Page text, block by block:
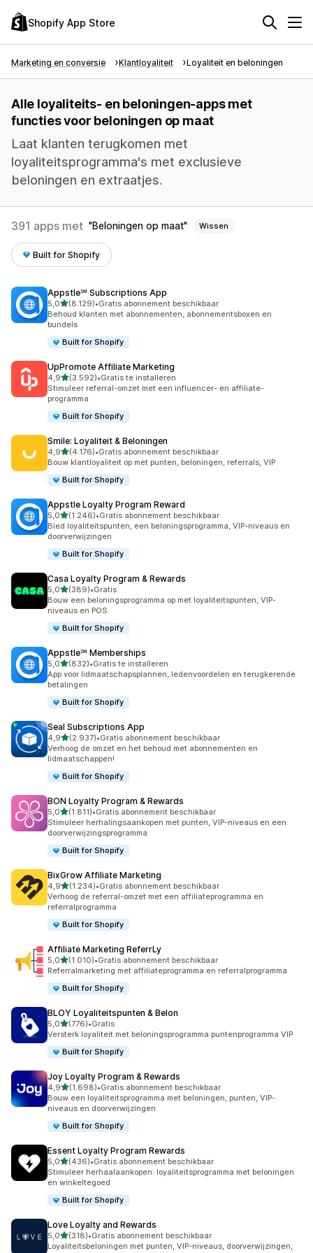
Shopify App Store
Marketing en conversie Klantloyaliteit Loyaliteit en beloningen
Alle loyaliteits- en beloningen-apps met
functies voor beloningen op maat
Laat klanten terugkomen met
loyaliteitsprogramma's met exclusieve
beloningen en extraatjes.
391 apps met Beloningen op maat Wissen
Built for Shopify
Appstle℠ Subscriptions App
5,0van 5 sterren
(8.129)
8129 recensies in totaal
•Gratis abonnement beschikbaar
Behoud klanten met abonnementen, abonnementsboxen en
bundels
Built for Shopify
UpPromote Affiliate Marketing
4,9van 5 sterren
(3.592)
3592 recensies in totaal
•Gratis te installeren
Stimuleer referral-omzet met een influencer- en affiliate-
programma
Built for Shopify
Smile: Loyaliteit & Beloningen
4,9van 5 sterren
(4.176)
4176 recensies in totaal
•Gratis abonnement beschikbaar
Bouw klantloyaliteit op met punten, beloningen, referrals, VIP
Built for Shopify
Appstle Loyalty Program Reward
5,0van 5 sterren
(1.246)
1246 recensies in totaal
•Gratis abonnement beschikbaar
Bied loyaliteitspunten, een beloningsprogramma, VIP-niveaus en
doorverwijzingen
Built for Shopify
Casa Loyalty Program & Rewards
5,0van 5 sterren
(389)
389 recensies in totaal
•Gratis
Bouw een beloningsprogramma op met loyaliteitspunten, VIP-
niveaus en POS.
Built for Shopify
Appstle℠ Memberships
5,0van 5 sterren
(832)
832 recensies in totaal
•Gratis te installeren
App voor lidmaatschapsplannen, ledenvoordelen en terugkerende
betalingen
Built for Shopify
Seal Subscriptions App
4,9van 5 sterren
(2.937)
2937 recensies in totaal
•Gratis abonnement beschikbaar
Verhoog de omzet en het behoud met abonnementen en
lidmaatschappen!
Built for Shopify
BON Loyalty Program & Rewards
5,0van 5 sterren
(1.811)
1811 recensies in totaal
•Gratis abonnement beschikbaar
Stimuleer herhalingsaankopen met punten, VIP-niveaus en een
doorverwijzingsprogramma
Built for Shopify
BixGrow Affiliate Marketing
4,9van 5 sterren
(1.234)
1234 recensies in totaal
•Gratis abonnement beschikbaar
Verhoog de referral-omzet met een affiliateprogramma en
referralprogramma
Built for Shopify
Affiliate Marketing ReferrLy
5,0van 5 sterren
(1.010)
1010 recensies in totaal
•Gratis abonnement beschikbaar
Referralmarketing met affiliateprogramma en referralprogramma
Built for Shopify
BLOY Loyaliteitspunten & Belon
5,0van 5 sterren
(776)
776 recensies in totaal
•Gratis
Versterk loyaliteit met beloningsprogramma puntenprogramma VIP
Built for Shopify
Joy Loyalty Program & Rewards
4,9van 5 sterren
(1.698)
1698 recensies in totaal
•Gratis abonnement beschikbaar
Bouw een loyaliteitsprogramma met beloningen, punten, VIP-
niveaus en doorverwijzingen
Built for Shopify
Essent Loyalty Program Rewards
5,0van 5 sterren
(436)
436 recensies in totaal
•Gratis abonnement beschikbaar
Stimuleer herhaalaankopen: loyaliteitsprogramma met beloningen
en winkeltegoed
Built for Shopify
Love Loyalty and Rewards
5,0van 5 sterren
(318)
318 recensies in totaal
•Gratis abonnement beschikbaar
Loyaliteitsbeloningen met punten, VIP-niveaus, doorverwijzingen,